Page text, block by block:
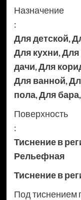
Назначение
:
Для детской,
Для кухни,Для
дачи,Для
Для ванной,
пола,Для бара,
Поверхность
:
Тиснение в
Рельефная
Тиснение в
Под тиснением